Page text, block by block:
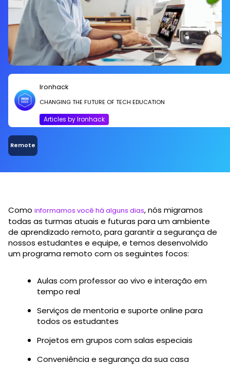
Ironhack
CHANGING THE FUTURE OF TECH EDUCATION
Articles by Ironhack
Remote
Como informamos você há alguns dias, nós migramos
todas as turmas atuais e futuras para um ambiente
de aprendizado remoto, para garantir a segurança de
nossos estudantes e equipe, e temos desenvolvido
um programa remoto com os seguintes focos:
Aulas com professor ao vivo e interação em
tempo real
Serviços de mentoria e suporte online para
todos os estudantes
Projetos em grupos com salas especiais
Conveniência e segurança da sua casa